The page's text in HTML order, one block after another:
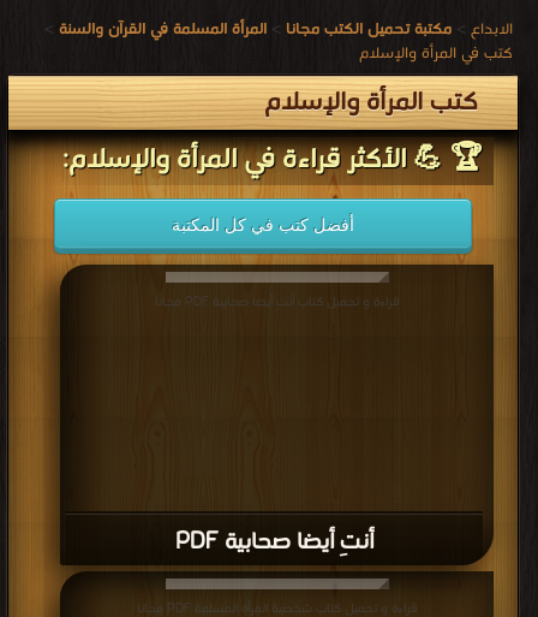
الابداع > مكتبة تحميل الكتب مجانا > المرأة المسلمة في القرآن والسنة >
كتب في المرأة والإسلام
كتب المرأة والإسلام
🏆 💪 الأكثر قراءة في المرأة والإسلام:
أفضل كتب في كل المكتبة
أنتِ أيضا صحابية PDF
قراءة و تحميل كتاب أنتِ أيضا صحابية PDF مجانا
قراءة و تحميل كتاب شخصية المرأة المسلمة PDF مجانا